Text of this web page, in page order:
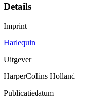
Details
Imprint
Harlequin
Uitgever
HarperCollins Holland
Publicatiedatum